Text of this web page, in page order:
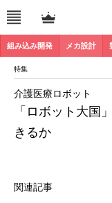
組み込み開発 メカ設計
特集
「ロボット大国
きるか
介護医療ロボット
関連記事